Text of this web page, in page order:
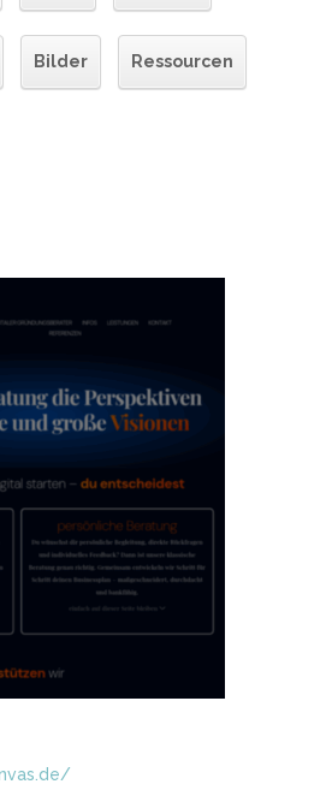
Bilder Ressourcen